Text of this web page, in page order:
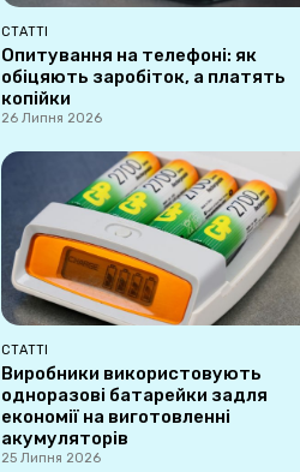
СТАТТІ
Опитування на телефоні: як
обіцяють заробіток, а платять
копійки
26 Липня 2026
СТАТТІ
Виробники використовують
одноразові батарейки задля
економії на виготовленні
акумуляторів
25 Липня 2026